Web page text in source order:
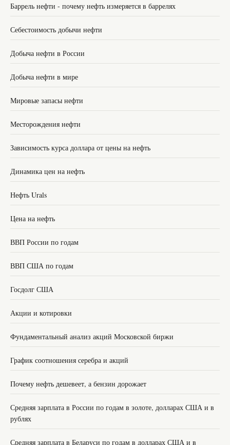
Баррель нефти - почему нефть измеряется в баррелях
Себестоимость добычи нефти
Добыча нефти в России
Добыча нефти в мире
Мировые запасы нефти
Месторождения нефти
Зависимость курса доллара от цены на нефть
Динамика цен на нефть
Нефть Urals
Цена на нефть
ВВП России по годам
ВВП США по годам
Госдолг США
Акции и котировки
Фундаментальный анализ акций Московской биржи
График соотношения серебра и акций
Почему нефть дешевеет, а бензин дорожает
Средняя зарплата в России по годам в золоте, долларах США и в
рублях
Средняя зарплата в Беларуси по годам в долларах США и в